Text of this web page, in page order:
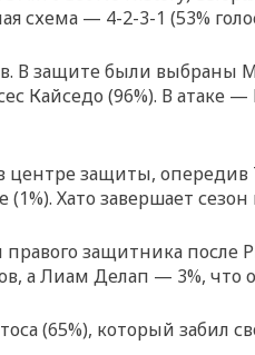
схема — 4-2-3-1 (53%
В защите были выбраны
Кайседо (96%). В атаке
центре защиты,
Хато завершает
правого защитника
а Лиам Делап — 3%,
(65%), который забил